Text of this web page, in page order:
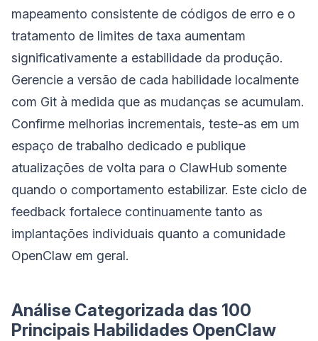
mapeamento consistente de códigos de erro e o
tratamento de limites de taxa aumentam
significativamente a estabilidade da produção.
Gerencie a versão de cada habilidade localmente
com Git à medida que as mudanças se acumulam.
Confirme melhorias incrementais, teste-as em um
espaço de trabalho dedicado e publique
atualizações de volta para o ClawHub somente
quando o comportamento estabilizar. Este ciclo de
feedback fortalece continuamente tanto as
implantações individuais quanto a comunidade
OpenClaw em geral.
Análise Categorizada das 100
Principais Habilidades OpenClaw